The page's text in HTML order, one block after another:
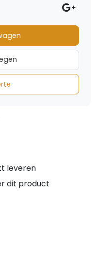
leveren
dit product